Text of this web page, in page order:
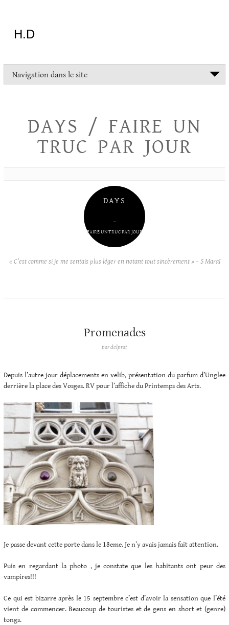
H.D
Navigation dans le site
DAYS / FAIRE UN
TRUC PAR JOUR
DAYS
–
FAIRE UN TRUC PAR JOUR
« C’est comme si je me sentais plus léger en notant tout sincèrement » – S Maraï
Promenades
pardelprat
Depuis l’autre jour déplacements en velib, présentation du parfum d’Unglee
derrière la place des Vosges. RV pour l’affiche du Printemps des Arts.
Je passe devant cette porte dans le 18eme. Je n’y avais jamais fait attention.
Puis en regardant la photo , je constate que les habitants ont peur des
vampires!!!
Ce qui est bizarre après le 15 septembre c’est d’avoir la sensation que l’été
vient de commencer. Beaucoup de touristes et de gens en short et (genre)
tongs.